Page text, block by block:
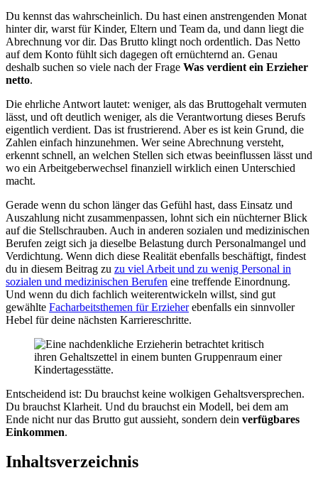
Du kennst das wahrscheinlich. Du hast einen anstrengenden Monat
hinter dir, warst für Kinder, Eltern und Team da, und dann liegt die
Abrechnung vor dir. Das Brutto klingt noch ordentlich. Das Netto
auf dem Konto fühlt sich dagegen oft ernüchternd an. Genau
deshalb suchen so viele nach der Frage Was verdient ein Erzieher
netto.
Die ehrliche Antwort lautet: weniger, als das Bruttogehalt vermuten
lässt, und oft deutlich weniger, als die Verantwortung dieses Berufs
eigentlich verdient. Das ist frustrierend. Aber es ist kein Grund, die
Zahlen einfach hinzunehmen. Wer seine Abrechnung versteht,
erkennt schnell, an welchen Stellen sich etwas beeinflussen lässt und
wo ein Arbeitgeberwechsel finanziell wirklich einen Unterschied
macht.
Gerade wenn du schon länger das Gefühl hast, dass Einsatz und
Auszahlung nicht zusammenpassen, lohnt sich ein nüchterner Blick
auf die Stellschrauben. Auch in anderen sozialen und medizinischen
Berufen zeigt sich ja dieselbe Belastung durch Personalmangel und
Verdichtung. Wenn dich diese Realität ebenfalls beschäftigt, findest
du in diesem Beitrag zu zu viel Arbeit und zu wenig Personal in
sozialen und medizinischen Berufen eine treffende Einordnung.
Und wenn du dich fachlich weiterentwickeln willst, sind gut
gewählte Facharbeitsthemen für Erzieherebenfalls ein sinnvoller
Hebel für deine nächsten Karriereschritte.
Entscheidend ist: Du brauchst keine wolkigen Gehaltsversprechen.
Du brauchst Klarheit. Und du brauchst ein Modell, bei dem am
Ende nicht nur das Brutto gut aussieht, sondern dein verfügbares
Einkommen.
Inhaltsverzeichnis